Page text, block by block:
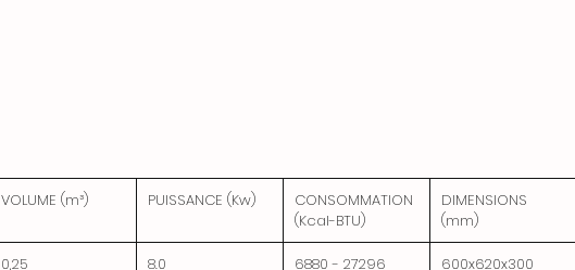
VOLUME (m³) PUISSANCE (Kw)
CONSOMMATION
(Kcal-BTU)
DIMENSIONS
(mm)
0,25 8.0 6880 - 27296 600x620x300